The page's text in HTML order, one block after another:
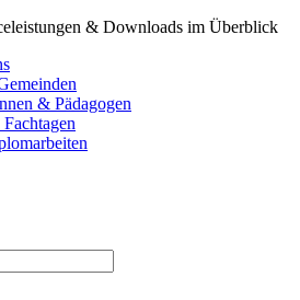
& Downloads im Überblick
& Pädagogen